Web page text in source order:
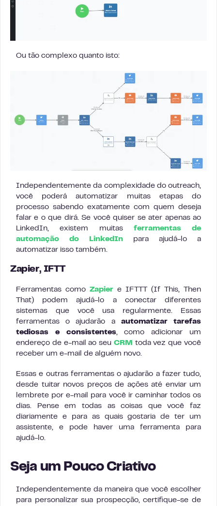
Ou tão complexo quanto isto:
Independentemente da complexidade do outreach,
você poderá automatizar muitas etapas do
processo sabendo exatamente com quem deseja
falar e o que dirá. Se você quiser se ater apenas ao
LinkedIn, existem muitas ferramentas de
automação do LinkedIn para ajudá-lo a
automatizar isso também.
Zapier, IFTT
Ferramentas como Zapier e IFTTT (If This, Then
That) podem ajudá-lo a conectar diferentes
sistemas que você usa regularmente. Essas
ferramentas o ajudarão a automatizar tarefas
tediosas e consistentes, como adicionar um
endereço de e-mail ao seu CRM
toda vez que você
receber um e-mail de alguém novo.
Essas e outras ferramentas o ajudarão a fazer tudo,
desde tuitar novos preços de ações até enviar um
lembrete por e-mail para você ir caminhar todos os
dias. Pense em todas as coisas que você faz
diariamente e para as quais gostaria de ter um
assistente, e pode haver uma ferramenta para
ajudá-lo.
Seja um Pouco Criativo
Independentemente da maneira que você escolher
para personalizar sua prospecção, certifique-se de